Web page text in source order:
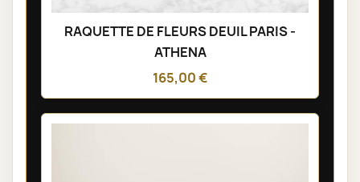
RAQUETTE DE FLEURS DEUIL PARIS -
ATHENA
165,00 €